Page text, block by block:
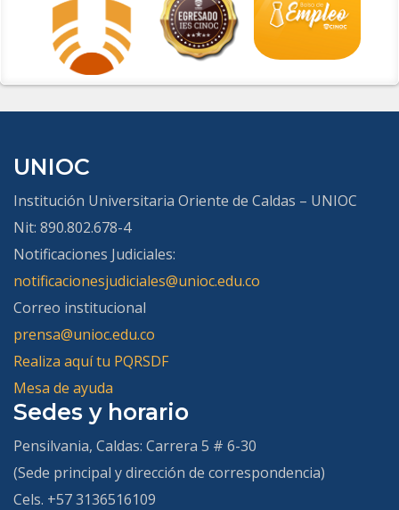
UNIOC
Institución Universitaria Oriente de Caldas – UNIOC
Nit: 890.802.678-4
Notificaciones Judiciales:
notificacionesjudiciales@unioc.edu.co
Correo institucional
prensa@unioc.edu.co
Realiza aquí tu PQRSDF
Mesa de ayuda
Sedes y horario
Pensilvania, Caldas: Carrera 5 # 6-30
(Sede principal y dirección de correspondencia)
Cels. +57 3136516109